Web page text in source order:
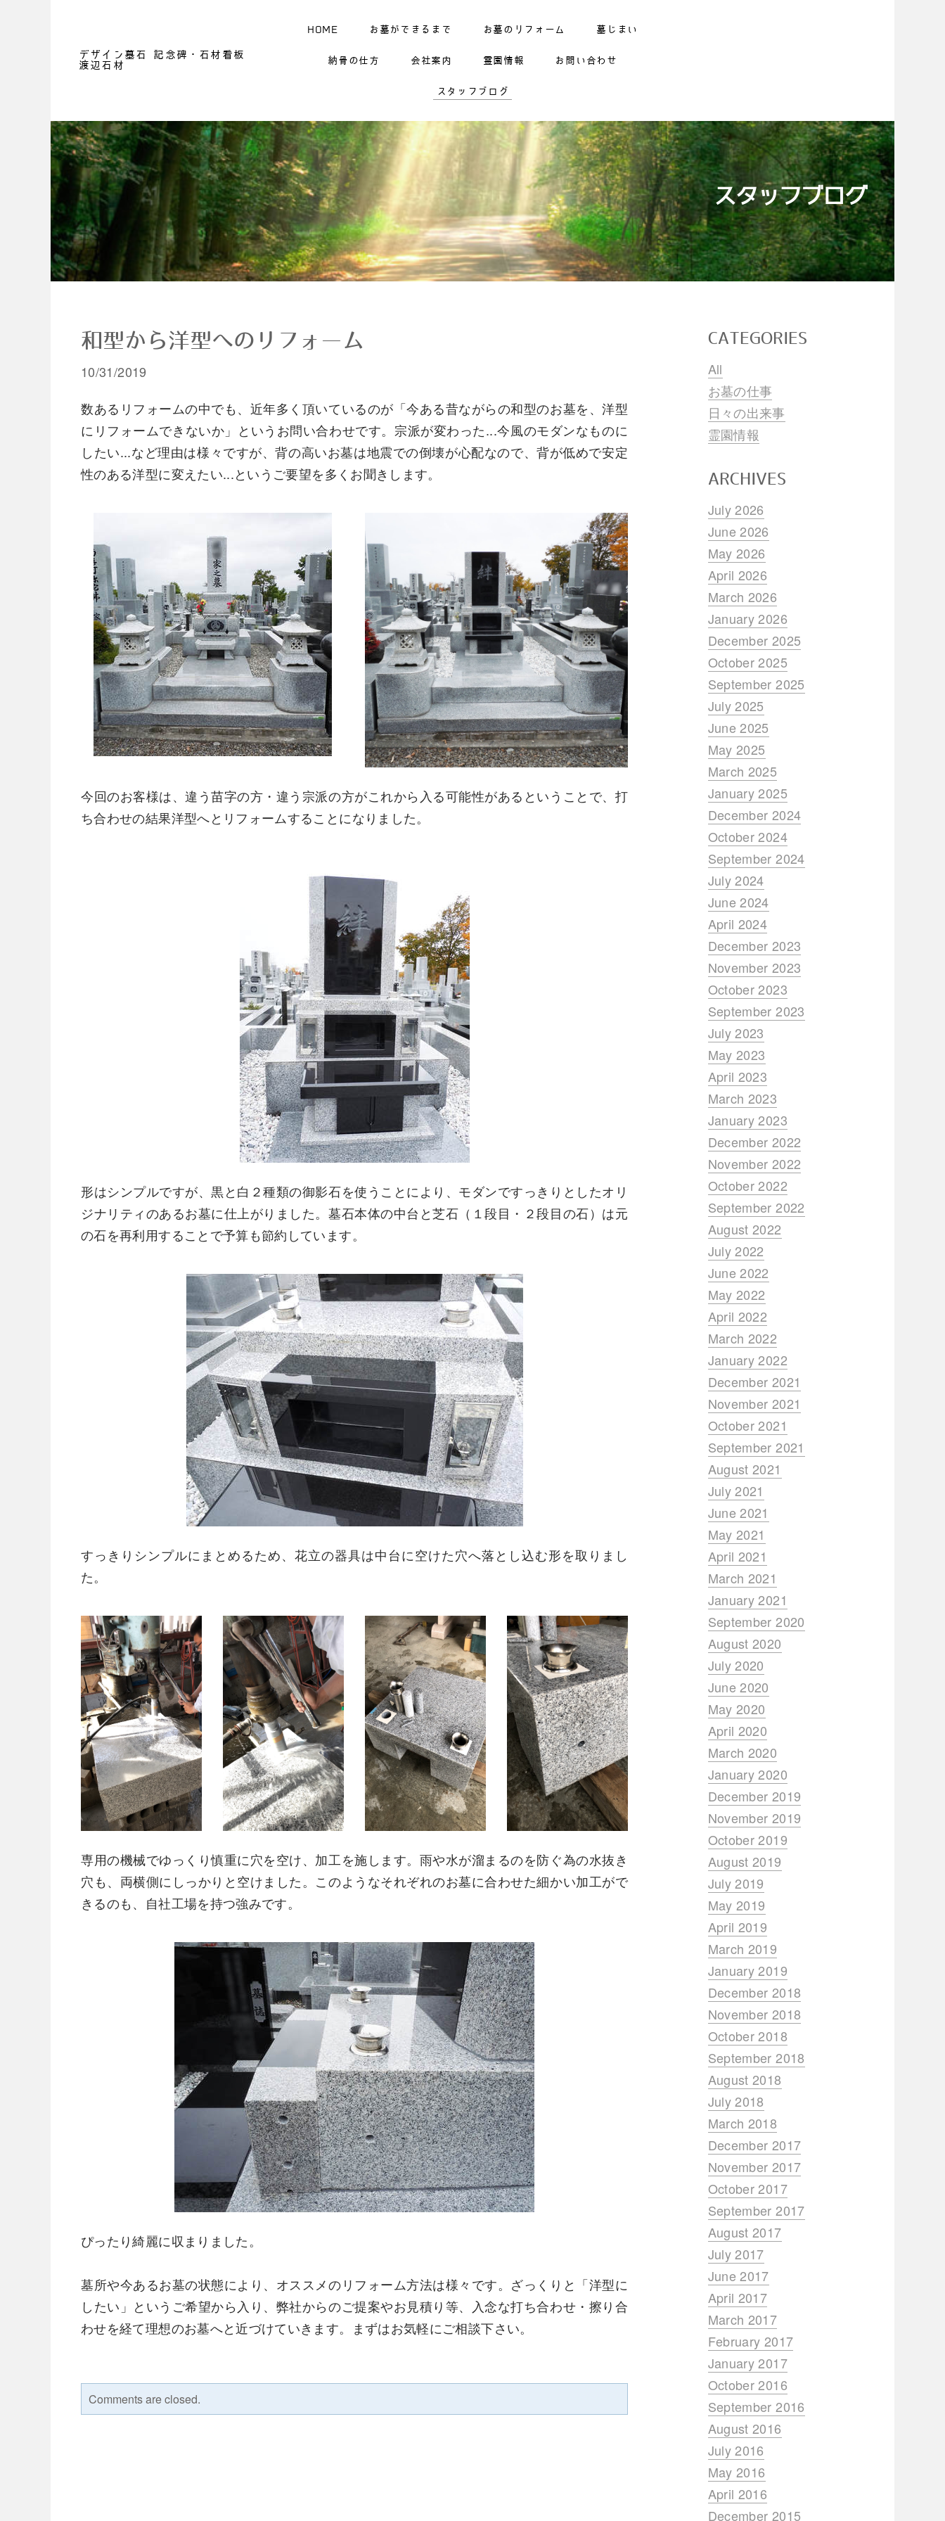
デザイン墓石 記念碑・石材看板
渡辺石材
HOME お墓ができるまで お墓のリフォーム 墓じまい
納骨の仕方 会社案内 霊園情報 お問い合わせ
スタッフブログ
スタッフブログ
和型から洋型へのリフォーム
10/31/2019
数あるリフォームの中でも、近年多く頂いているのが「今ある昔ながらの和型のお墓を、洋型
にリフォームできないか」というお問い合わせです。宗派が変わった...今風のモダンなものに
したい...など理由は様々ですが、背の高いお墓は地震での倒壊が心配なので、背が低めで安定
性のある洋型に変えたい...というご要望を多くお聞きします。
今回のお客様は、違う苗字の方・違う宗派の方がこれから入る可能性があるということで、打
ち合わせの結果洋型へとリフォームすることになりました。
形はシンプルですが、黒と白２種類の御影石を使うことにより、モダンですっきりとしたオリ
ジナリティのあるお墓に仕上がりました。墓石本体の中台と芝石（１段目・２段目の石）は元
の石を再利用することで予算も節約しています。
すっきりシンプルにまとめるため、花立の器具は中台に空けた穴へ落とし込む形を取りまし
た。
専用の機械でゆっくり慎重に穴を空け、加工を施します。雨や水が溜まるのを防ぐ為の水抜き
穴も、両横側にしっかりと空けました。このようなそれぞれのお墓に合わせた細かい加工がで
きるのも、自社工場を持つ強みです。
ぴったり綺麗に収まりました。
墓所や今あるお墓の状態により、オススメのリフォーム方法は様々です。ざっくりと「洋型に
したい」というご希望から入り、弊社からのご提案やお見積り等、入念な打ち合わせ・擦り合
わせを経て理想のお墓へと近づけていきます。まずはお気軽にご相談下さい。
Comments are closed.
CATEGORIES
All
お墓の仕事
日々の出来事
霊園情報
ARCHIVES
July 2026
June 2026
May 2026
April 2026
March 2026
January 2026
December 2025
October 2025
September 2025
July 2025
June 2025
May 2025
March 2025
January 2025
December 2024
October 2024
September 2024
July 2024
June 2024
April 2024
December 2023
November 2023
October 2023
September 2023
July 2023
May 2023
April 2023
March 2023
January 2023
December 2022
November 2022
October 2022
September 2022
August 2022
July 2022
June 2022
May 2022
April 2022
March 2022
January 2022
December 2021
November 2021
October 2021
September 2021
August 2021
July 2021
June 2021
May 2021
April 2021
March 2021
January 2021
September 2020
August 2020
July 2020
June 2020
May 2020
April 2020
March 2020
January 2020
December 2019
November 2019
October 2019
August 2019
July 2019
May 2019
April 2019
March 2019
January 2019
December 2018
November 2018
October 2018
September 2018
August 2018
July 2018
March 2018
December 2017
November 2017
October 2017
September 2017
August 2017
July 2017
June 2017
April 2017
March 2017
February 2017
January 2017
October 2016
September 2016
August 2016
July 2016
May 2016
April 2016
December 2015